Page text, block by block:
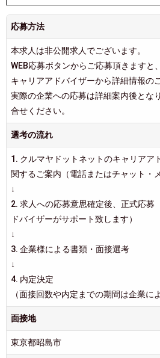
応募方法
本求人は非公開求人でございます。
WEB応募ボタンからご応募頂きますと
キャリアアドバイザーから詳細情報の
実際の企業への応募は詳細案内後とな
合せください。
選考の流れ
1. クルマヤドットネットのキャリアア
関するご案内（電話またはチャット・
↓
2. 求人への応募意思確定後、正式応募
ドバイザーがサポート致します）
↓
3. 企業様による書類・面接選考
↓
4. 内定決定
（面接回数や内定までの期間は企業に
面接地
東京都昭島市